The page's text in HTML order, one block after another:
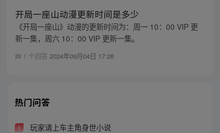
开局一座山动漫更新时间是多少
《开局一座山》动漫的更新时间为：周一 10：00 VIP 更
新一集，周六 10：00 VIP 更新一集。
1 个回答 2024年09月04日 17:26
热门问答
1 玩家请上车主角身世小说